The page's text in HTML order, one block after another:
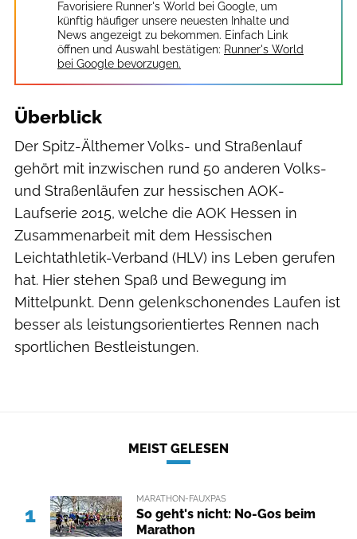
Favorisiere Runner's World bei Google, um
künftig häufiger unsere neuesten Inhalte und
News angezeigt zu bekommen. Einfach Link
öffnen und Auswahl bestätigen: Runner's World
bei Google bevorzugen.
Überblick
Der Spitz-Älthemer Volks- und Straßenlauf
gehört mit inzwischen rund 50 anderen Volks-
und Straßenläufen zur hessischen AOK-
Laufserie 2015, welche die AOK Hessen in
Zusammenarbeit mit dem Hessischen
Leichtathletik-Verband (HLV) ins Leben gerufen
hat. Hier stehen Spaß und Bewegung im
Mittelpunkt. Denn gelenkschonendes Laufen ist
besser als leistungsorientiertes Rennen nach
sportlichen Bestleistungen.
MEIST GELESEN
1
MARATHON-FAUXPAS
So geht's nicht: No-Gos beim
Marathon